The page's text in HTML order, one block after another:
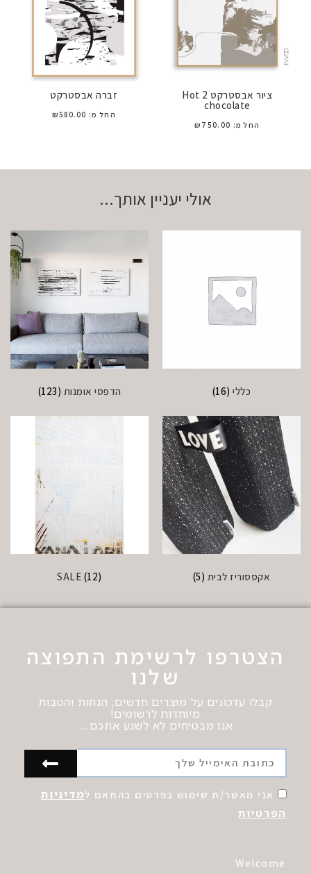
ציור אבסטרקט 2 Hot
chocolate
החל מ: ₪ 750.00
זברה אבסטרקט
החל מ: ₪580.00
אולי יעניין אותך...
כללי (16) הדפסי אומנות (123)
אקססוריז לבית (5)
SALE (12)
Welcome
הצטרפו לרשימת התפוצה
שלנו
קבלו עדכונים על מוצרים חדשים, הנחות והטבות
מיוחדות לרשומים!
אנו מבטיחים לא לשגע אתכם…
אני מאשר/ת שימוש בפרטים בהתאם למדיניות
הפרטיות